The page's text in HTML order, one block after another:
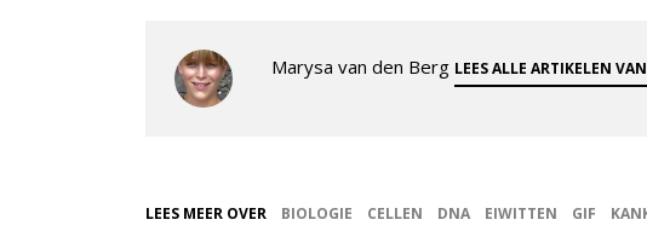
Marysa van den Berg LEES ALLE ARTIKELEN
LEES MEER OVER BIOLOGIE CELLEN DNA EIWITTEN GIF